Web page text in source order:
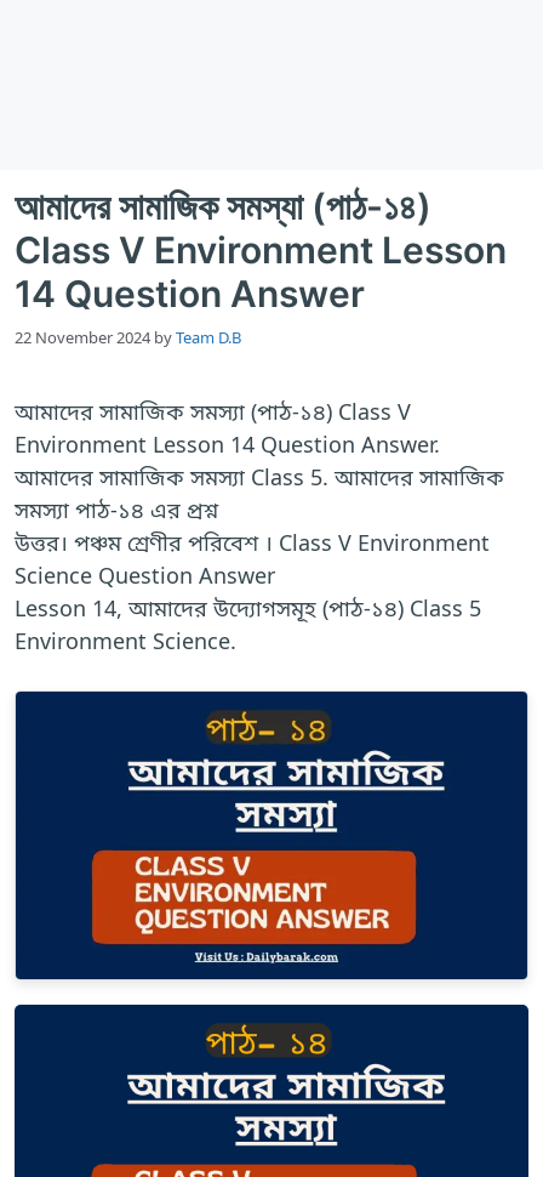
আমাদের সামাজিক সমস্যা (পাঠ-১৪)
Class V Environment Lesson
14 Question Answer
22 November 2024 byTeam D.B
আমাদের সামাজিক সমস্যা (পাঠ-১৪) Class V
Environment Lesson 14 Question Answer.
আমাদের সামাজিক সমস্যা Class 5. আমাদের সামাজিক
সমস্যা পাঠ-১৪ এর প্রশ্ন
উত্তর। পঞ্চম শ্রেণীর পরিবেশ । Class V Environment
Science Question Answer
Lesson 14, আমাদের উদ্যোগসমূহ (পাঠ-১৪) Class 5
Environment Science.